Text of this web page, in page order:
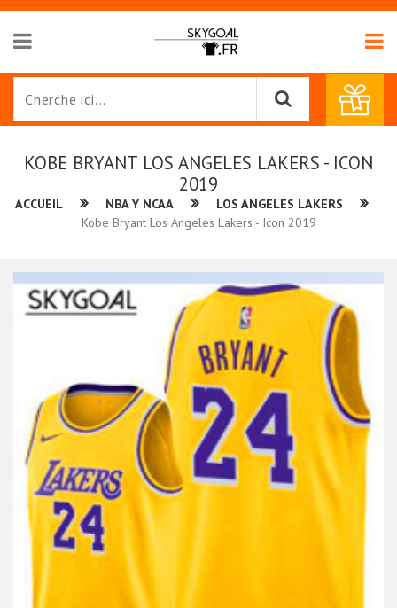
KOBE BRYANT LOS ANGELES LAKERS - ICON
2019
ACCUEIL NBA Y NCAA
LOS ANGELES LAKERS
Kobe Bryant Los Angeles Lakers - Icon 2019